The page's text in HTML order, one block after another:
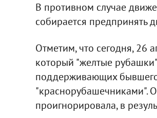
В противном случае
собирается предпринять
Отметим, что сегодня, 26
который "желтые
поддерживающих
"краснорубашечниками".
проигнорировала, в